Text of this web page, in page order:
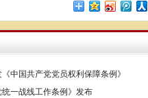
中国共产党党员权利保障条例》
统一战线工作条例》发布